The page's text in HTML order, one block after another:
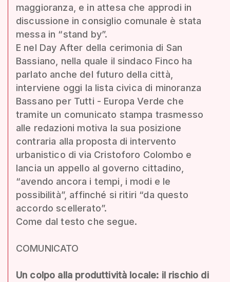
maggioranza, e in attesa che approdi in
discussione in consiglio comunale è stata
messa in “stand by”.
E nel Day After della cerimonia di San
Bassiano, nella quale il sindaco Finco ha
parlato anche del futuro della città,
interviene oggi la lista civica di minoranza
Bassano per Tutti - Europa Verde che
tramite un comunicato stampa trasmesso
alle redazioni motiva la sua posizione
contraria alla proposta di intervento
urbanistico di via Cristoforo Colombo e
lancia un appello al governo cittadino,
“avendo ancora i tempi, i modi e le
possibilità”, affinché si ritiri “da questo
accordo scellerato”.
Come dal testo che segue.
COMUNICATO
Un colpo alla produttività locale: il rischio di